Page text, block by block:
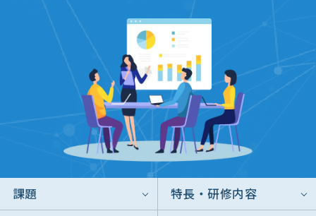
課題
特長・研修内容